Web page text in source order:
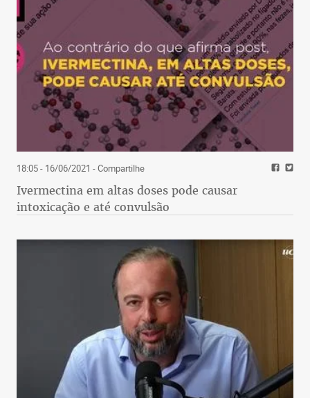
18:05 - 16/06/2021 - Compartilhe
Ivermectina em altas doses pode causar
intoxicação e até convulsão